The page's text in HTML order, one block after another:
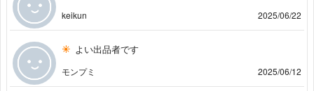
keikun 2025/06/22
よい出品者です
モンプミ 2025/06/12